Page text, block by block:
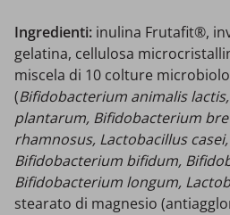
Ingredienti: inulina Frutafit®,
gelatina, cellulosa
miscela di 10 colture
(Bifidobacterium animalis
plantarum, Bifidobacterium
rhamnosus, Lactobacillus
Bifidobacterium bifidum,
Bifidobacterium longum,
stearato di magnesio